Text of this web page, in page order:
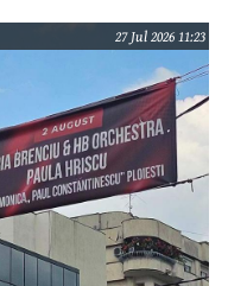
27 Jul 2026 11:23